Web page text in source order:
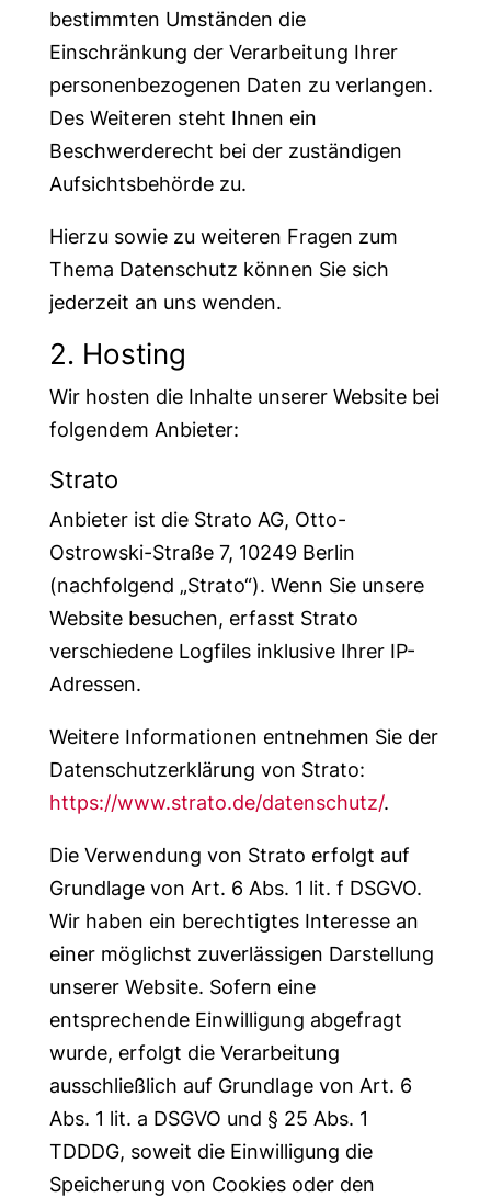
bestimmten Umständen die
Einschränkung der Verarbeitung Ihrer
personenbezogenen Daten zu verlangen.
Des Weiteren steht Ihnen ein
Beschwerderecht bei der zuständigen
Aufsichtsbehörde zu.
Hierzu sowie zu weiteren Fragen zum
Thema Datenschutz können Sie sich
jederzeit an uns wenden.
2. Hosting
Wir hosten die Inhalte unserer Website bei
folgendem Anbieter:
Strato
Anbieter ist die Strato AG, Otto-
Ostrowski-Straße 7, 10249 Berlin
(nachfolgend „Strato“). Wenn Sie unsere
Website besuchen, erfasst Strato
verschiedene Logfiles inklusive Ihrer IP-
Adressen.
Weitere Informationen entnehmen Sie der
Datenschutzerklärung von Strato:
https://www.strato.de/datenschutz/.
Die Verwendung von Strato erfolgt auf
Grundlage von Art. 6 Abs. 1 lit. f DSGVO.
Wir haben ein berechtigtes Interesse an
einer möglichst zuverlässigen Darstellung
unserer Website. Sofern eine
entsprechende Einwilligung abgefragt
wurde, erfolgt die Verarbeitung
ausschließlich auf Grundlage von Art. 6
Abs. 1 lit. a DSGVO und § 25 Abs. 1
TDDDG, soweit die Einwilligung die
Speicherung von Cookies oder den